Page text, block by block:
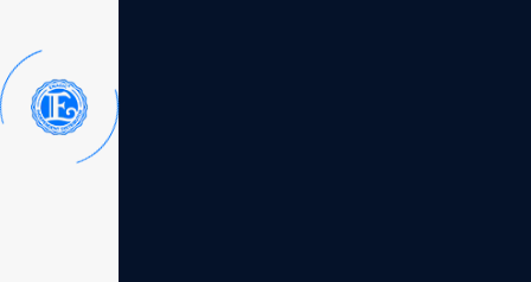
Informasi yang disajikan di website ini,
• Bukan Saran Medis: Konten di website
• Hasil Bervariasi: Manfaat kesehatan
• Kami menyarankan Anda untuk selalu